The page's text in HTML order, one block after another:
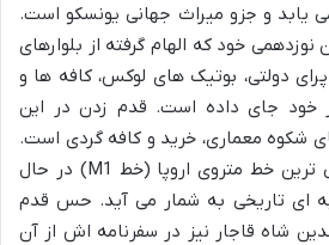
یابد و جزو میراث جهانی یونسکو است.
خود که الهام گرفته از بلوارهای
دولتی، بوتیک های لوکس، کافه ها و
خود جای داده است. قدم زدن در این
شکوه معماری، خرید و کافه گردی است.
در زیر این خیابان، قدیمی ترین خط متروی اروپا (خط M1) در حال
ای تاریخی به شمار می آید. حس قدم
شاه قاجار نیز در سفرنامه اش از آن